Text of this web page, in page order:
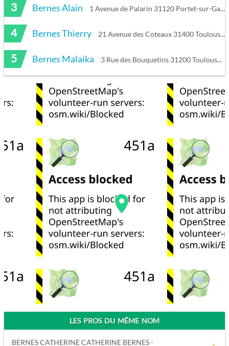
3 Bernes Alain 1 Avenue de Palarin 31120 Portet-sur-Garonne
4 Bernes Thierry 21 Avenue des Coteaux 31400 Toulouse
5 Bernes Malaika 3 Rue des Bouquetins 31200 Toulouse
LES PROS DU MÊME NOM
BERNES CATHERINE CATHERINE BERNES -